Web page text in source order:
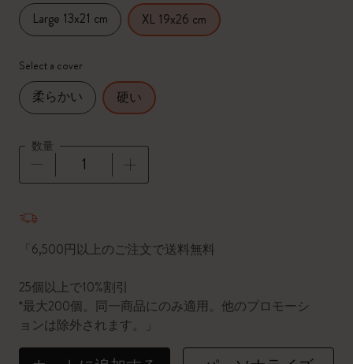
Large 13x21 cm XL 19x26 cm
Select a cover
柔らかい 硬い
数量
「6,500円以上のご注文で送料無料
25個以上で10%割引
*最大200個。同一商品にのみ適用。他のプロモーシ
ョンは除外されます。」